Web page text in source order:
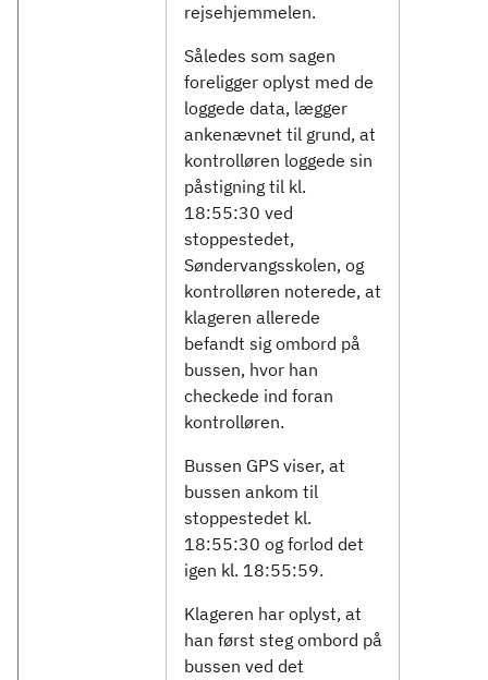
rejsehjemmelen.
Således som sagen
foreligger oplyst med de
loggede data, lægger
ankenævnet til grund, at
kontrolløren loggede sin
påstigning til kl.
18:55:30 ved
stoppestedet,
Søndervangsskolen, og
kontrolløren noterede, at
klageren allerede
befandt sig ombord på
bussen, hvor han
checkede ind foran
kontrolløren.
Bussen GPS viser, at
bussen ankom til
stoppestedet kl.
18:55:30 og forlod det
igen kl. 18:55:59.
Klageren har oplyst, at
han først steg ombord på
bussen ved det